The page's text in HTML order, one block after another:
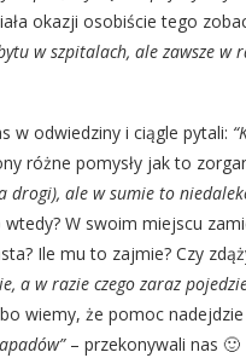
okazji osobiście tego
w szpitalach, ale zawsze w
w odwiedziny i ciągle pytali:
różne pomysły jak to
drogi), ale w sumie to
W swoim miejscu
Ile mu to zajmie? Czy
a w razie czego zaraz
wiemy, że pomoc
– przekonywali nas 🙂